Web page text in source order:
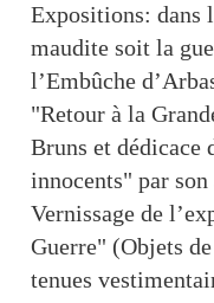
Expositions: dans
maudite soit la
l’Embûche
"Retour à la
Bruns et dédicace
innocents" par
Vernissage de
Guerre" (Objets
tenues